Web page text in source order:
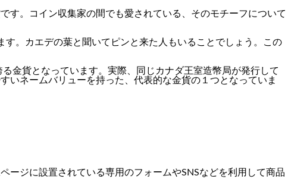
す。コイン収集家の間でも愛されている、そのモチーフについて
。カエデの葉と聞いてピンと来た人もいることでしょう。この
金貨となっています。実際、同じカナダ王室造幣局が発行して
いネームバリューを持った、代表的な金貨の１つとなっていま
ージに設置されている専用のフォームやSNSなどを利用して商品